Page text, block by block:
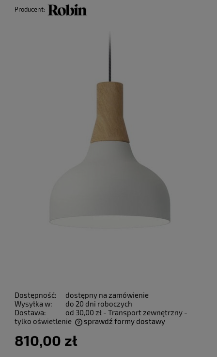
Producent:
Dostępność:
dostępny na zamówienie
Wysyłka w:
do 20 dni roboczych
Dostawa:
od 30,00 zł - Transport zewnętrzny -
tylko oświetlenie
sprawdź formy dostawy
810,00 zł